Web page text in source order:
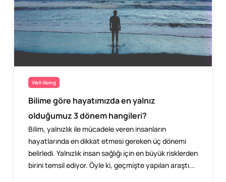
Well-Being
Bilime göre hayatımızda en yalnız
olduğumuz 3 dönem hangileri?
Bilim, yalnızlık ile mücadele veren insanların
hayatlarında en dikkat etmesi gereken üç dönemi
belirledi. Yalnızlık insan sağlığı için en büyük risklerden
birini temsil ediyor. Öyle ki, geçmişte yapılan araştı...